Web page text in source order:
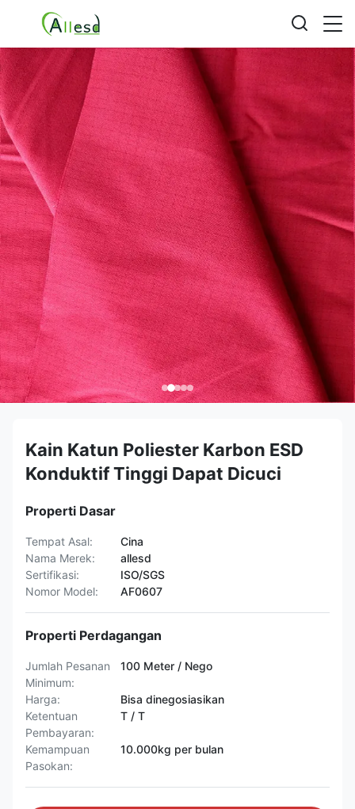
Kain Katun Poliester Karbon ESD
Konduktif Tinggi Dapat Dicuci
Properti Dasar
Tempat Asal:
Cina
Nama Merek:
allesd
Sertifikasi:
ISO/SGS
Nomor Model:
AF0607
Properti Perdagangan
Jumlah Pesanan
Minimum:
100 Meter / Nego
Harga:
Bisa dinegosiasikan
Ketentuan
Pembayaran:
T / T
Kemampuan
Pasokan:
10.000kg per bulan